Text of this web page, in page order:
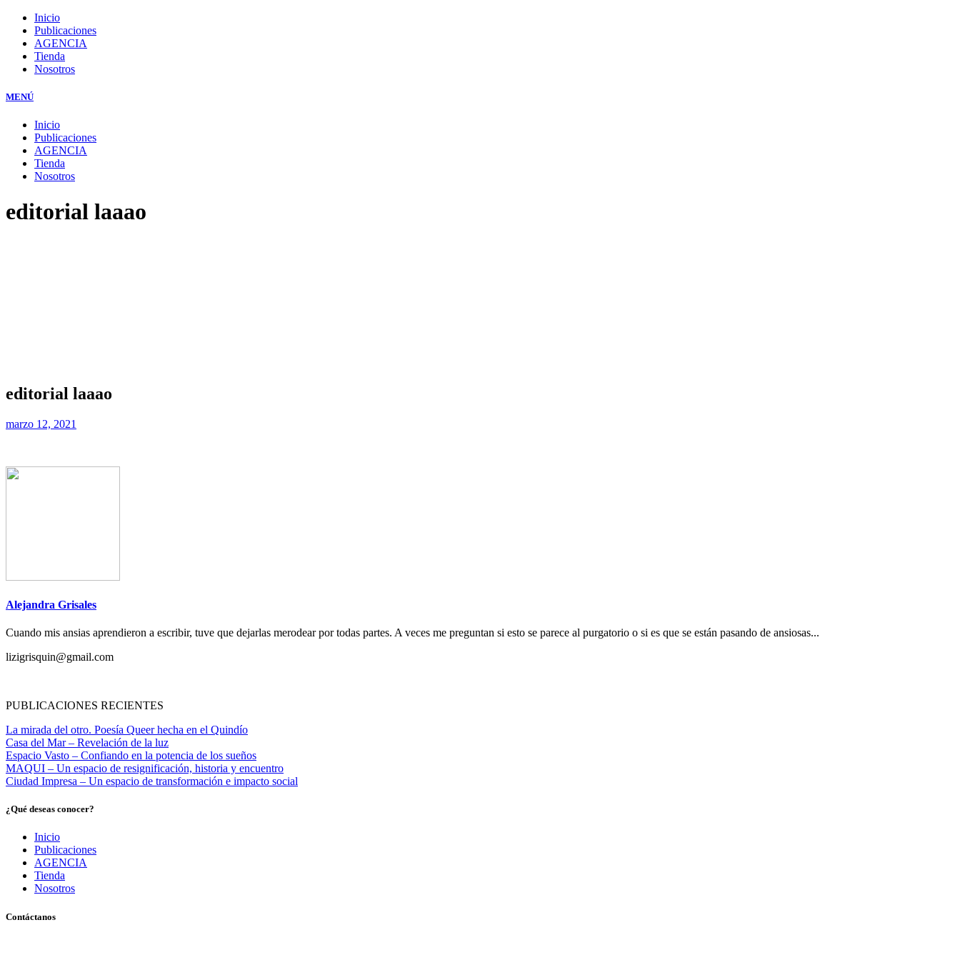
Inicio
Publicaciones
AGENCIA
Tienda
Nosotros
MENÚ
Inicio
Publicaciones
AGENCIA
Tienda
Nosotros
editorial laaao
editorial laaao
marzo 12, 2021
Alejandra Grisales
Cuando mis ansias aprendieron a escribir, tuve que dejarlas merodear por todas partes. A veces me preguntan si esto se parece al purgatorio o si es que se están pasando de ansiosas...
lizigrisquin@gmail.com
PUBLICACIONES RECIENTES
La mirada del otro. Poesía Queer hecha en el Quindío
Casa del Mar – Revelación de la luz
Espacio Vasto – Confiando en la potencia de los sueños
MAQUI – Un espacio de resignificación, historia y encuentro
Ciudad Impresa – Un espacio de transformación e impacto social
¿Qué deseas conocer?
Inicio
Publicaciones
AGENCIA
Tienda
Nosotros
Contáctanos